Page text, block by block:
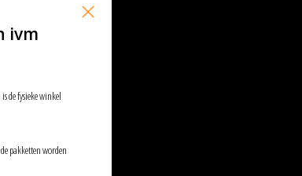
ivm
de fysieke winkel
pakketten worden